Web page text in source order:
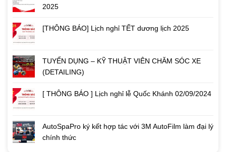
2025
[THÔNG BÁO] Lịch nghỉ TẾT dương lịch 2025
TUYỂN DỤNG – KỸ THUẬT VIÊN CHĂM SÓC XE
(DETAILING)
[ THÔNG BÁO ] Lịch nghỉ lễ Quốc Khánh 02/09/2024
AutoSpaPro ký kết hợp tác với 3M AutoFilm làm đại lý
chính thức